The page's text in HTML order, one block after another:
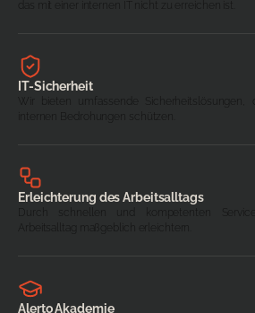
IT-Sicherheit
Wir bieten umfassende Sicherheitslösungen,
Erleichterung des Arbeitsalltags
Durch schnellen und kompetenten
Alerto Akademie